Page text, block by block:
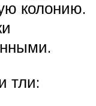
колонию.
тли: